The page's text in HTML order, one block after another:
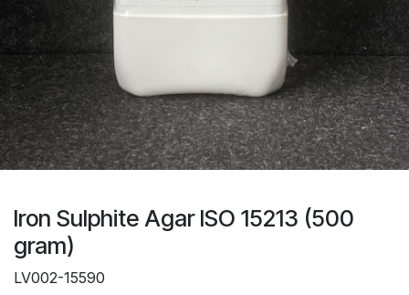
Iron Sulphite Agar ISO 15213 (500
gram)
LV002-15590